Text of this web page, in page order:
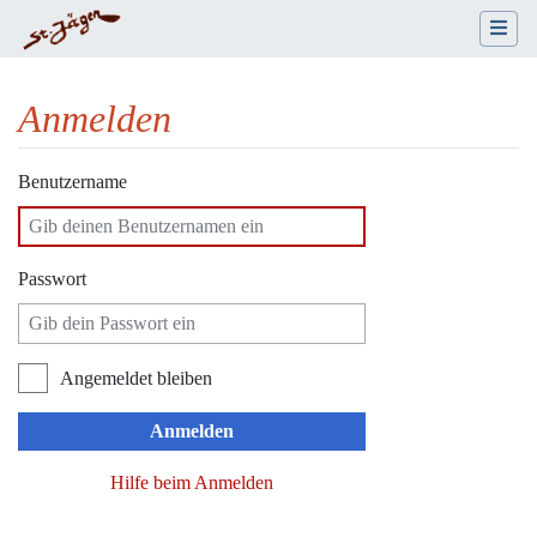
Anmelden
Wechseln zu:Navigation
Benutzername
Passwort
Angemeldet bleiben
Anmelden
Hilfe beim Anmelden